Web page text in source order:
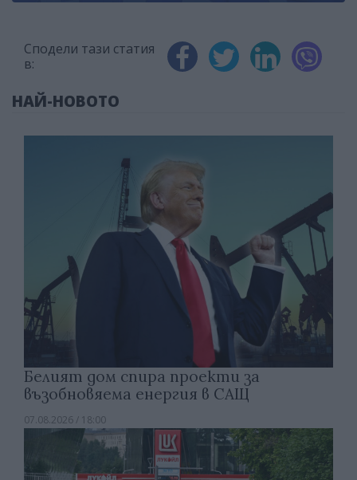
Сподели тази статия
в:
НАЙ-НОВОТО
Белият дом спира проекти за
възобновяема енергия в САЩ
07.08.2026 / 18:00